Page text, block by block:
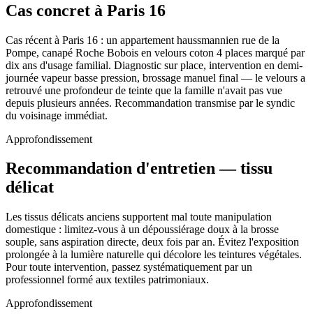
Cas concret à Paris 16
Cas récent à Paris 16 : un appartement haussmannien rue de la
Pompe, canapé Roche Bobois en velours coton 4 places marqué par
dix ans d'usage familial. Diagnostic sur place, intervention en demi-
journée vapeur basse pression, brossage manuel final — le velours a
retrouvé une profondeur de teinte que la famille n'avait pas vue
depuis plusieurs années. Recommandation transmise par le syndic
du voisinage immédiat.
Approfondissement
Recommandation d'entretien — tissu
délicat
Les tissus délicats anciens supportent mal toute manipulation
domestique : limitez-vous à un dépoussiérage doux à la brosse
souple, sans aspiration directe, deux fois par an. Évitez l'exposition
prolongée à la lumière naturelle qui décolore les teintures végétales.
Pour toute intervention, passez systématiquement par un
professionnel formé aux textiles patrimoniaux.
Approfondissement